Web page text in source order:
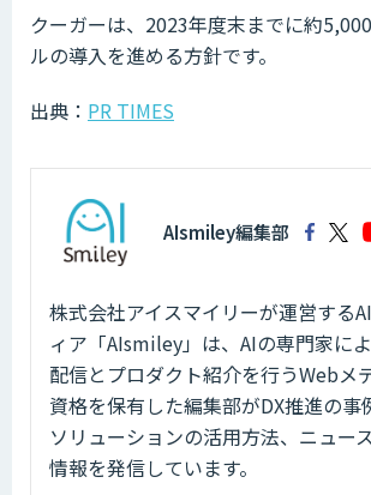
クーガーは、2023年度末までに約
ルの導入を進める方針です。
出典： PR TIMES
AIsmiley編集部
株式会社アイスマイリーが運営する
ィア「AIsmiley」は、AIの専門家に
配信とプロダクト紹介を行うWebメ
資格を保有した編集部がDX推進の事
ソリューションの活用方法、ニュー
情報を発信しています。